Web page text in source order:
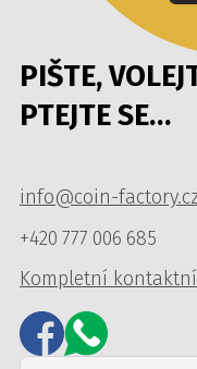
PIŠTE,
PTEJTE SE…
info@coin-
+420 777 006 685
Kompletní